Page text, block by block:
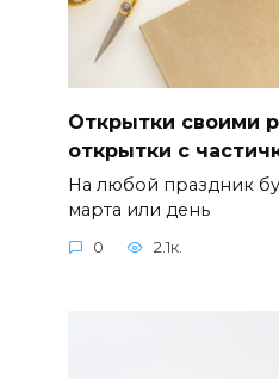
Открытки своими
открытки с
На любой праздник
марта или день
0 2.1к.